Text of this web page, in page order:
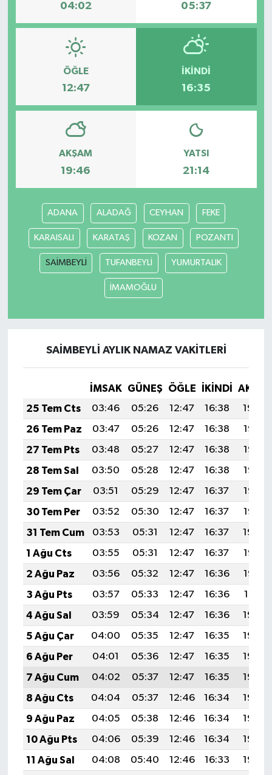
04:02 05:37
ÖĞLE
12:47
İKINDI
16:35
AKŞAM
19:46
YATSI
21:14
ADANA ALADAĞ CEYHAN FEKE
KARAISALI KARATAŞ KOZAN POZANTI
SAİMBEYLİ TUFANBEYLİ YUMURTALIK
İMAMOĞLU
SAİMBEYLİ AYLIK NAMAZ VAKITLERI
İMSAK GÜNEŞ ÖĞLE İKINDI
25 Tem Cts
03:46 05:26 12:47 16:38
19:59
26 Tem Paz
03:47 05:26 12:47 16:38
19:58
27 Tem Pts
03:48 05:27 12:47 16:38
19:57
28 Tem Sal
03:50 05:28 12:47 16:38
19:56
29 Tem Çar
03:51 05:29 12:47 16:37
19:55
30 Tem Per
03:52 05:30 12:47 16:37
19:55
31 Tem Cum
03:53 05:31 12:47 16:37
19:54
1 Ağu Cts
03:55 05:31 12:47 16:37
19:53
2 Ağu Paz
03:56 05:32 12:47 16:36
19:52
3 Ağu Pts
03:57 05:33 12:47 16:36
19:51
4 Ağu Sal
03:59 05:34 12:47 16:36
19:50
5 Ağu Çar
04:00 05:35 12:47 16:35
19:49
6 Ağu Per
04:01 05:36 12:47 16:35
19:48
7 Ağu Cum
04:02 05:37 12:47 16:35
19:46
8 Ağu Cts
04:04 05:37 12:46 16:34
19:45
9 Ağu Paz
04:05 05:38 12:46 16:34
19:44
10 Ağu Pts
04:06 05:39 12:46 16:34
19:43
11 Ağu Sal
04:08 05:40 12:46 16:33
19:42